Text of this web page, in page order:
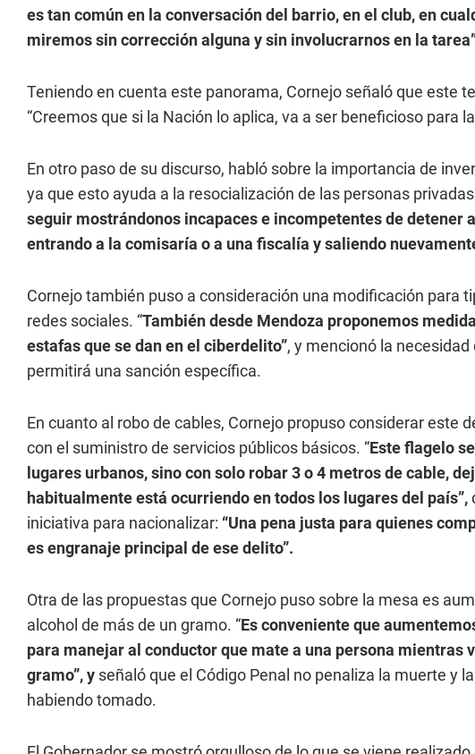
es tan común en la conversación del barrio, en el club, en
miremos sin corrección alguna y sin involucrarnos en la
Teniendo en cuenta este panorama, Cornejo señaló que este
“Creemos que si la Nación lo aplica, va a ser beneficioso para
En otro paso de su discurso, habló sobre la importancia de
ya que esto ayuda a la resocialización de las personas
seguir mostrándonos incapaces e incompetentes de detener
entrando a la comisaría o a una fiscalía y saliendo
Cornejo también puso a consideración una modificación para
redes sociales. “También desde Mendoza proponemos
estafas que se dan en el ciberdelito”, y mencionó la
permitirá una sanción específica.
En cuanto al robo de cables, Cornejo propuso considerar este
con el suministro de servicios públicos básicos. “Este flagelo
lugares urbanos, sino con solo robar 3 o 4 metros de cable,
habitualmente está ocurriendo en todos los lugares del país”,
iniciativa para nacionalizar: “Una pena justa para quienes
es engranaje principal de ese delito”.
Otra de las propuestas que Cornejo puso sobre la mesa es
alcohol de más de un gramo. “Es conveniente que
para manejar al conductor que mate a una persona mientras
gramo”, y señaló que el Código Penal no penaliza la muerte y
habiendo tomado.